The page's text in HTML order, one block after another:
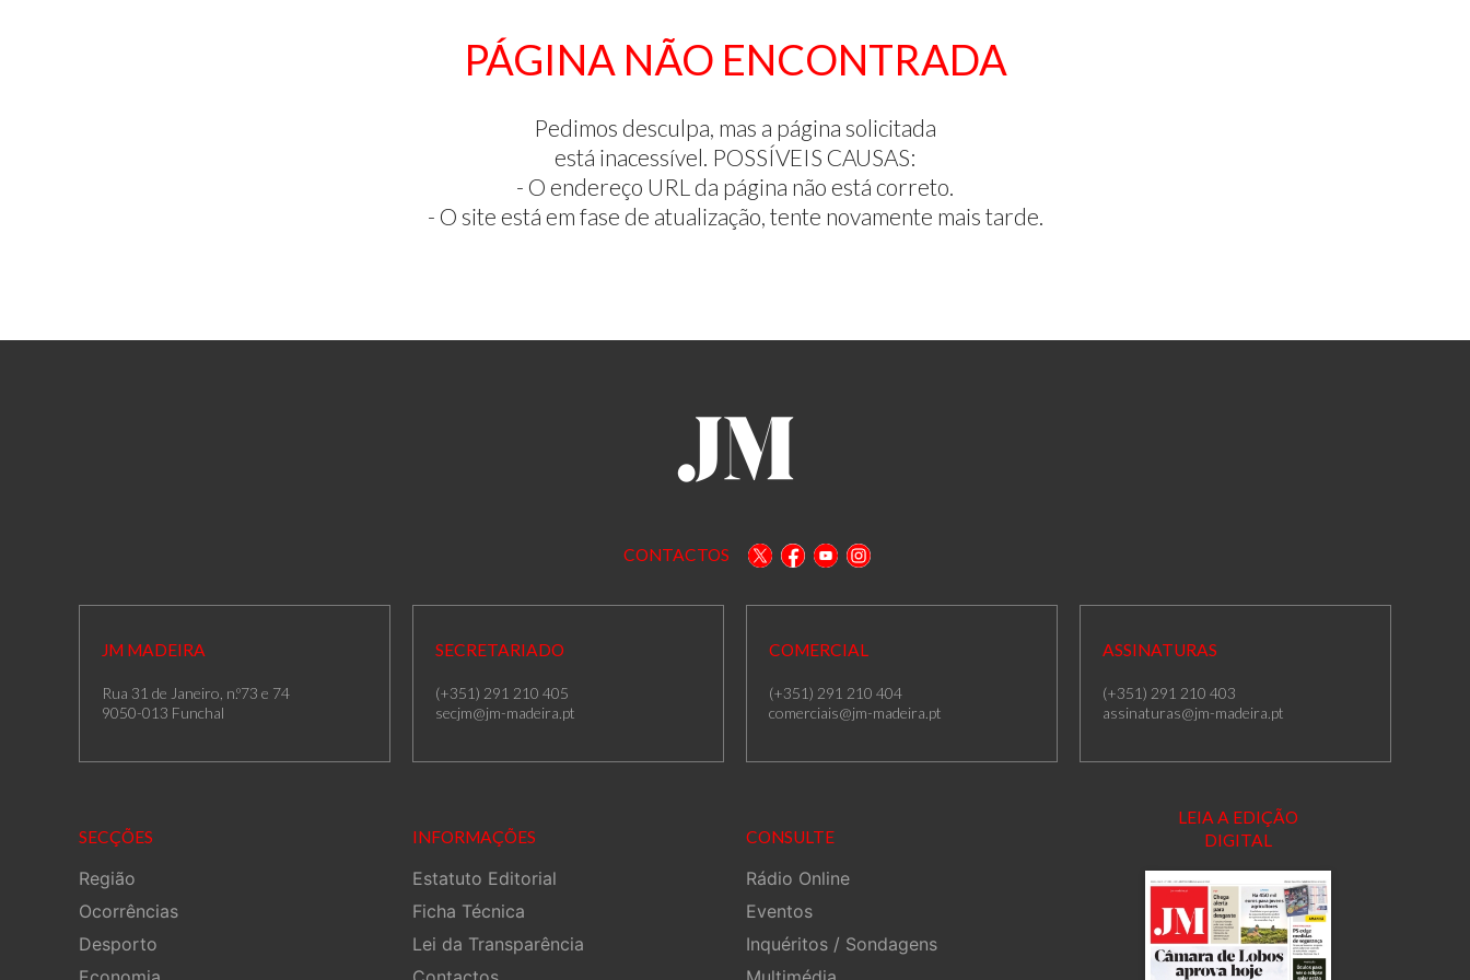
PÁGINA NÃO ENCONTRADA
Pedimos desculpa, mas a página solicitada
está inacessível. POSSÍVEIS CAUSAS:
- O endereço URL da página não está correto.
- O site está em fase de atualização, tente novamente mais tarde.
CONTACTOS
JM MADEIRA
Rua 31 de Janeiro, n.º73 e 74
9050-013 Funchal
SECRETARIADO
(+351) 291 210 405
secjm@jm-madeira.pt
COMERCIAL
(+351) 291 210 404
comerciais@jm-madeira.pt
ASSINATURAS
(+351) 291 210 403
assinaturas@jm-madeira.pt
SECÇÕES
Região
Ocorrências
Desporto
INFORMAÇÕES
Estatuto Editorial
Ficha Técnica
Lei da Transparência
CONSULTE
Rádio Online
Eventos
Inquéritos / Sondagens
LEIA A EDIÇÃO
DIGITAL